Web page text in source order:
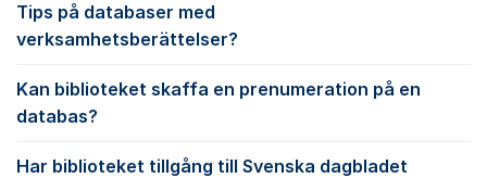
Tips på databaser med
verksamhetsberättelser?
Kan biblioteket skaffa en prenumeration på en
databas?
Har biblioteket tillgång till Svenska dagbladet